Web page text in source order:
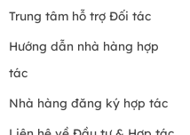
Trung tâm hỗ trợ Đối tác
Hướng dẫn nhà hàng hợp
tác
Nhà hàng đăng ký hợp tác